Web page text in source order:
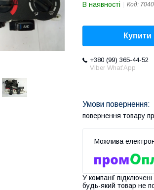
В наявності Код:
Купити
+380 (99) 365-44-52
Viber What’App
повернення товару
У компанії
будь-який товар не